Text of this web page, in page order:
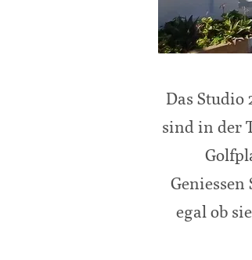
Das Studio
sind in der
egal ob